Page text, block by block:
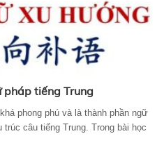
pháp tiếng Trung
phong phú và là thành phần ngữ
trúc câu tiếng Trung. Trong bài học